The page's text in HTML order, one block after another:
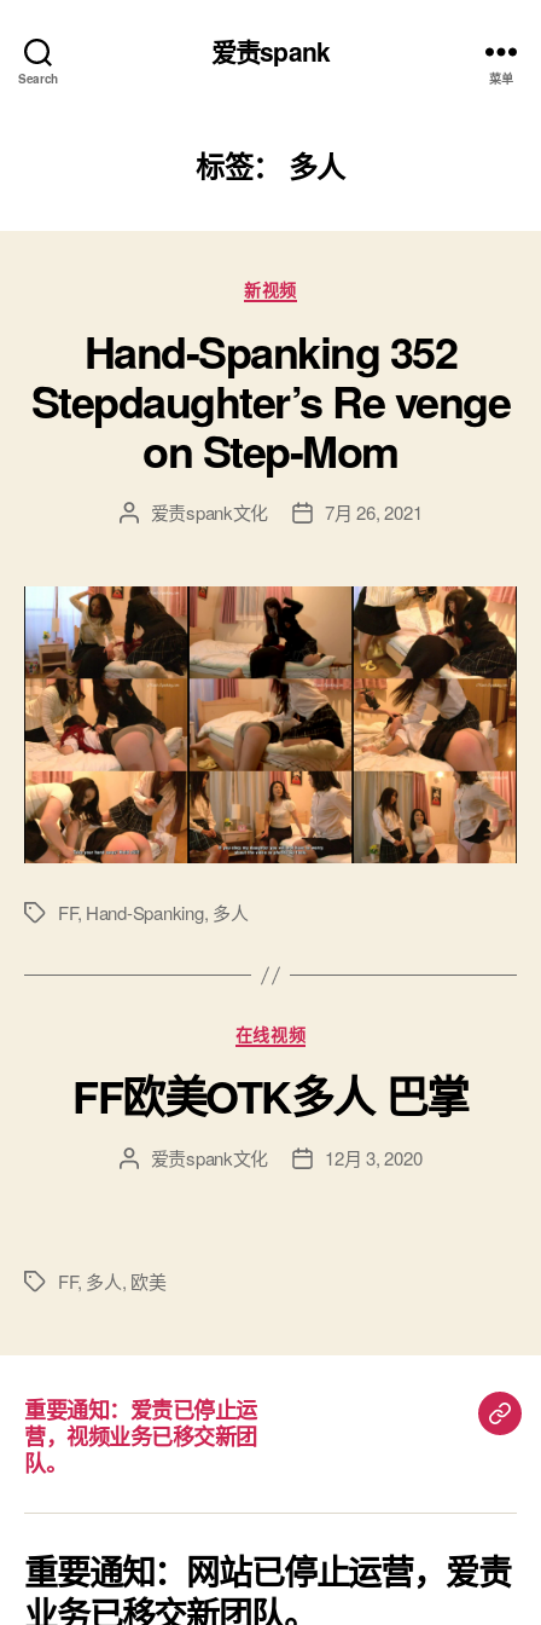
Search
爱责spank
菜单
标签： 多人
分
类
新视频
Hand-Spanking 352
Stepdaughter’s Re venge
on Step-Mom
文
者
爱责spank文化
发
期
7月 26, 2021
标
FF, Hand-Spanking, 多人
分
类
在线视频
FF欧美OTK多人 巴掌
文 爱责spank文化
发 12月 3, 2020
标
FF, 多人, 欧美
重要通知：爱责已停止运
营，视频业务已移交新团
队。
重
知：
爱
责
重要通知：网站已停止运营，爱责
业务已移交新团队。